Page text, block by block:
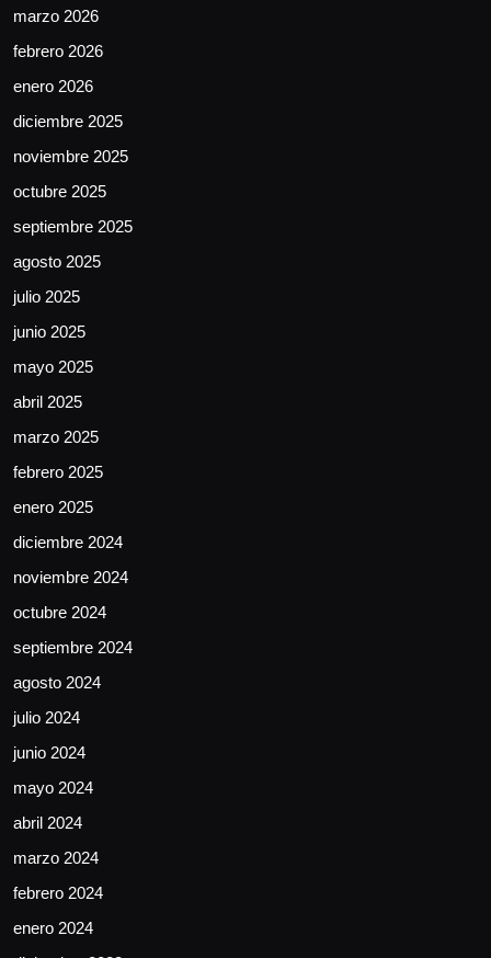
marzo 2026
febrero 2026
enero 2026
diciembre 2025
noviembre 2025
octubre 2025
septiembre 2025
agosto 2025
julio 2025
junio 2025
mayo 2025
abril 2025
marzo 2025
febrero 2025
enero 2025
diciembre 2024
noviembre 2024
octubre 2024
septiembre 2024
agosto 2024
julio 2024
junio 2024
mayo 2024
abril 2024
marzo 2024
febrero 2024
enero 2024